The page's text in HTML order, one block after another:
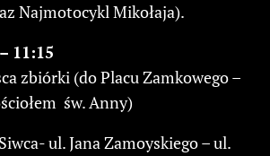
Najmotocykl Mikołaja).
11:15
zbiórki (do Placu Zamkowego –
św. Anny)
ul. Jana Zamoyskiego – ul.